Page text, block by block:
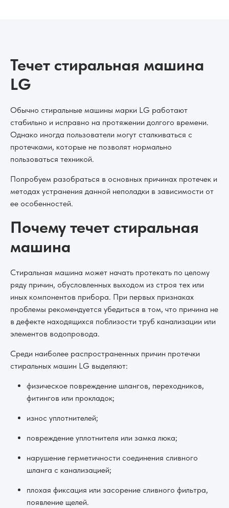
Течет стиральная машина
LG
Обычно стиральные машины марки LG работают
стабильно и исправно на протяжении долгого времени.
Однако иногда пользователи могут сталкиваться с
протечками, которые не позволят нормально
пользоваться техникой.
Попробуем разобраться в основных причинах протечек и
методах устранения данной неполадки в зависимости от
ее особенностей.
Почему течет стиральная
машина
Стиральная машина может начать протекать по целому
ряду причин, обусловленных выходом из строя тех или
иных компонентов прибора. При первых признаках
проблемы рекомендуется убедиться в том, что причина не
в дефекте находящихся поблизости труб канализации или
элементов водопровода.
Среди наиболее распространенных причин протечки
стиральных машин LG выделяют:
физическое повреждение шлангов, переходников,
фитингов или прокладок;
износ уплотнителей;
повреждение уплотнителя или замка люка;
нарушение герметичности соединения сливного
шланга с канализацией;
плохая фиксация или засорение сливного фильтра,
появление щелей.